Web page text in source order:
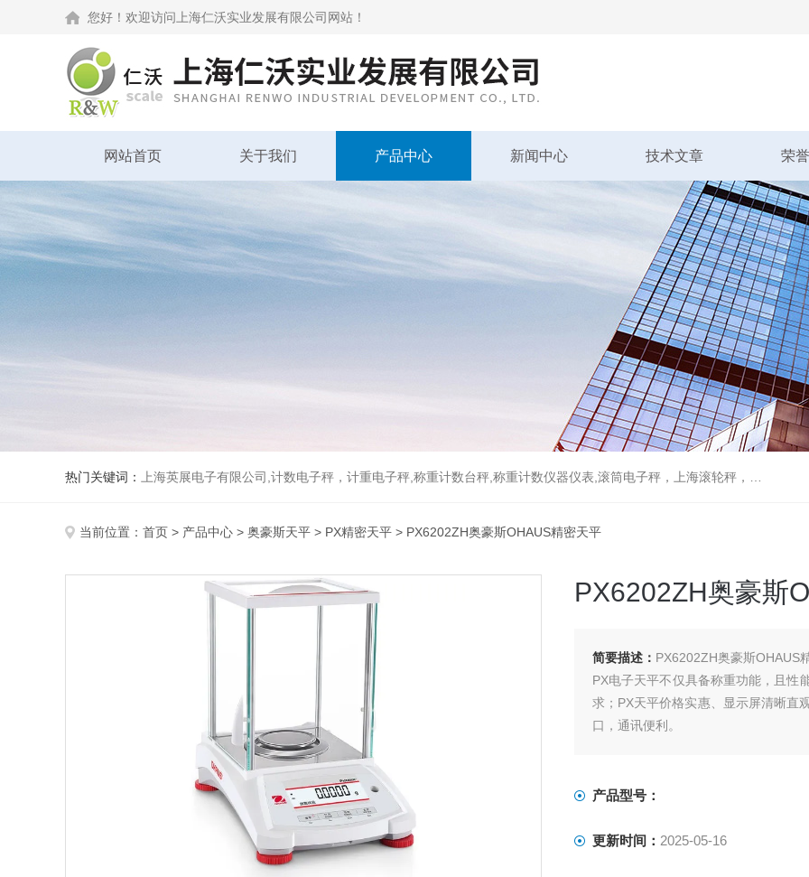
您好！欢迎访问上海仁沃实业发展有限公司网站！
网站首页 关于我们 产品中心 新闻中心 技术文章 荣
热门关键词： 上海英展电子有限公司,计数电子秤，计重电子秤,称重计数台秤,称重计数仪器仪表,滚筒电子秤，上海滚轮秤，无线打印吊秤
当前位置： 首页 > 产品中心 > 奥豪斯天平 > PX精密天平 > PX6202ZH奥豪斯OHAUS精密天平
PX6202ZH奥豪斯
简要描述： PX6202ZH奥豪斯OHAUS
PX电子天平不仅具备称重功能，且性
求；PX天平价格实惠、显示屏清晰直
口，通讯便利。
产品型号：
更新时间： 2025-05-16